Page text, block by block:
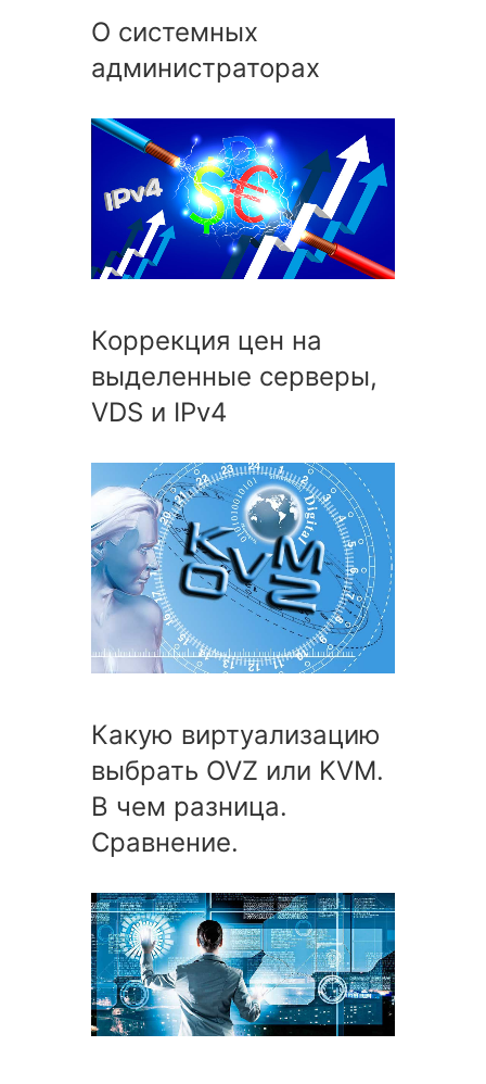
О системных
администраторах
Коррекция цен на
выделенные серверы,
VDS и IPv4
Какую виртуализацию
выбрать OVZ или KVM.
В чем разница.
Сравнение.